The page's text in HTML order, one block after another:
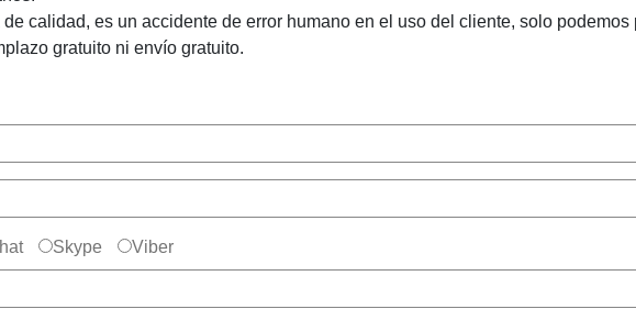
calidad, es un accidente de error humano en el uso del cliente, solo
gratuito ni envío gratuito.
Skype Viber